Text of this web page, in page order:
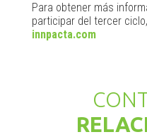
Para obtener más
participar del tercer
innpacta.com